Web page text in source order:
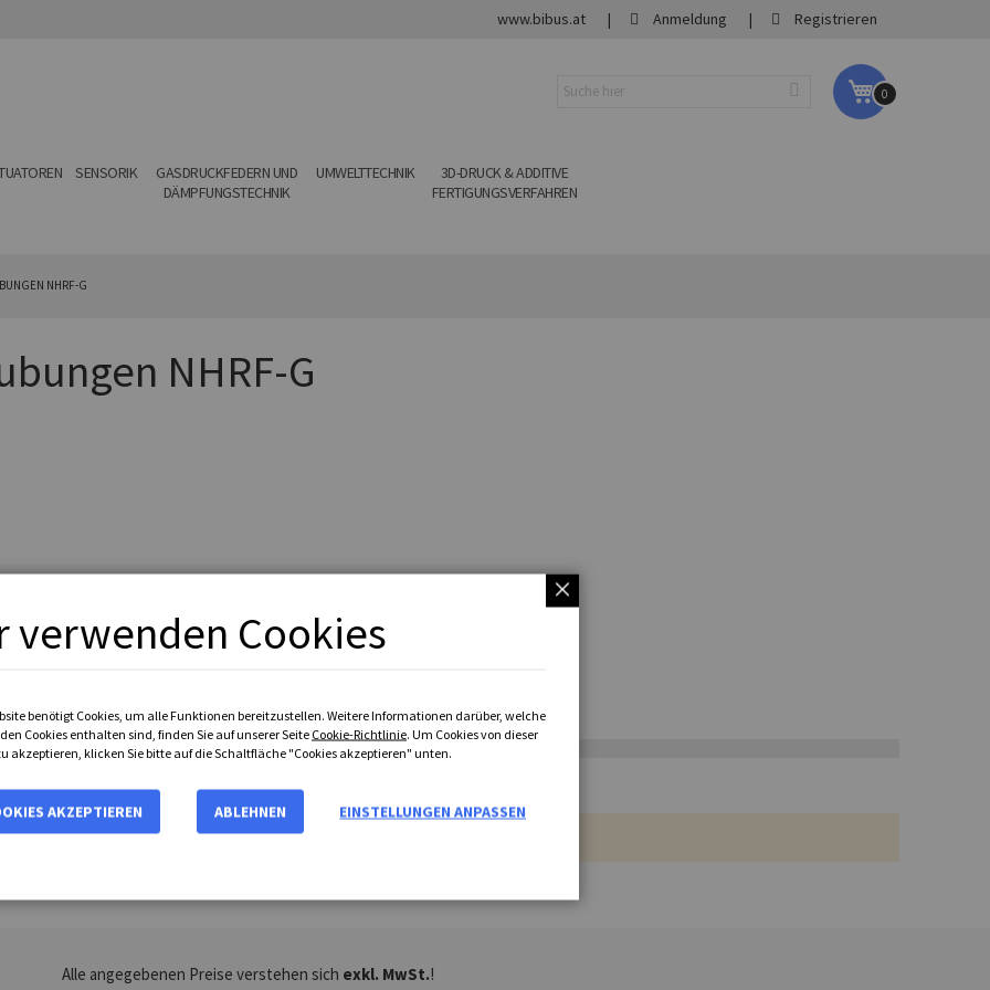
My Cart
0
www.bibus.at Anmeldung Registrieren
SENSORIK
GASDRUCKFEDERN UND
DÄMPFUNGSTECHNIK
UMWELTTECHNIK
3D-DRUCK & ADDITIVE
FERTIGUNGSVERFAHREN
NHRF-G
NHRF-G
Alle angegebenen Preise verstehen sich exkl. MwSt.!
verwenden Cookies
benötigt Cookies, um alle Funktionen bereitzustellen. Weitere Informationen darüber, welche
Cookies enthalten sind, finden Sie auf unserer Seite Cookie-Richtlinie. Um Cookies von dieser
akzeptieren, klicken Sie bitte auf die Schaltfläche "Cookies akzeptieren" unten.
AKZEPTIEREN ABLEHNEN EINSTELLUNGEN ANPASSEN